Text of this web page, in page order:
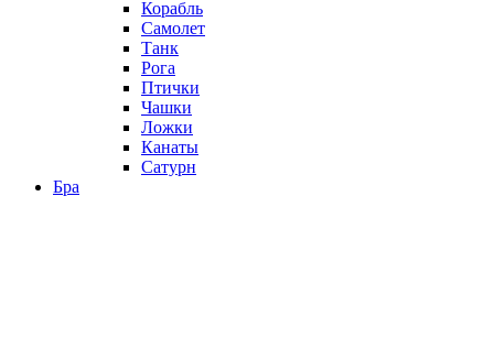
Корабль
Самолет
Танк
Рога
Птички
Чашки
Ложки
Канаты
Сатурн
Бра